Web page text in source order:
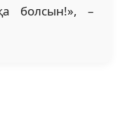
болсын!», –